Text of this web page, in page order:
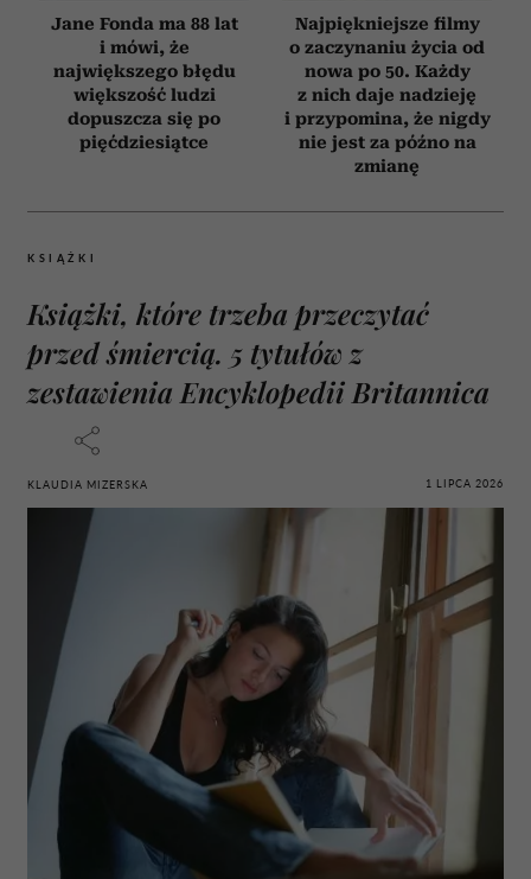
Jane Fonda ma 88 lat
i mówi, że
największego błędu
większość ludzi
dopuszcza się po
pięćdziesiątce
Najpiękniejsze filmy
o zaczynaniu życia od
nowa po 50. Każdy
z nich daje nadzieję
i przypomina, że nigdy
nie jest za późno na
zmianę
KSIĄŻKI
Książki, które trzeba przeczytać
przed śmiercią. 5 tytułów z
zestawienia Encyklopedii Britannica
KLAUDIA MIZERSKA 1 LIPCA 2026